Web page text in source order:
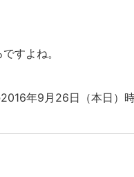
すよね。
年9月26日（本日）